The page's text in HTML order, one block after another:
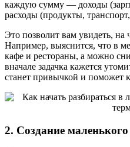
каждую сумму — доходы
расходы (продукты,
Это позволит вам увидеть, на
Например, выяснится, что в
кафе и рестораны, а можно
вначале задачка кажется
станет привычкой и поможет
2. Создание